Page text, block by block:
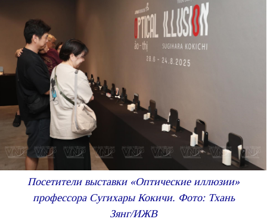
Посетители выставки «Оптические иллюзии»
профессора Сугихары Кокичи. Фото: Тхань
Зянг/ИЖВ